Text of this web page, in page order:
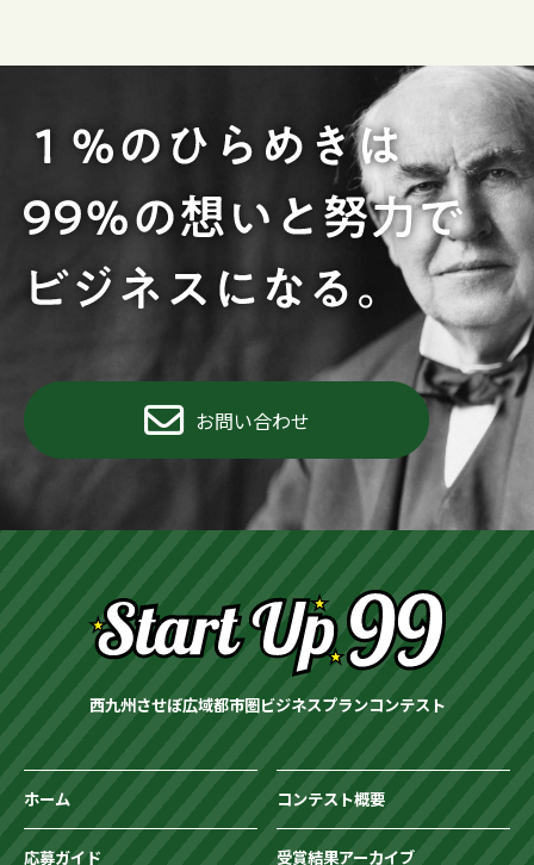
お問い合わせ
西九州させぼ広域都市圏ビジネスプランコンテスト
ホーム コンテスト概要
応募ガイド 受賞結果アーカイブ